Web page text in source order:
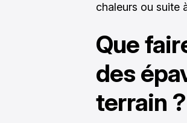
chaleurs ou suite
Que
des
terrain ?